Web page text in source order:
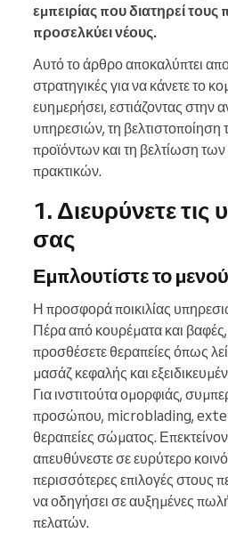
εμπειρίας που διατηρεί τους
προσελκύει νέους.
Αυτό το άρθρο αποκαλύπτει
στρατηγικές για να κάνετε το
ευημερήσει, εστιάζοντας στην
υπηρεσιών, τη
προϊόντων και τη βελτίωση των
πρακτικών.
1. Διευρύνετε τις
σας
Εμπλουτίστε το
Η προσφορά ποικιλίας
Πέρα από κουρέματα και βαφές,
προσθέσετε θεραπείες όπως
μασάζ κεφαλής και
Για ινστιτούτα ομορφιάς,
προσώπου, microblading,
θεραπείες σώματος.
απευθύνεστε σε ευρύτερο
περισσότερες επιλογές στους
να οδηγήσει σε αυξημένες
πελατών.